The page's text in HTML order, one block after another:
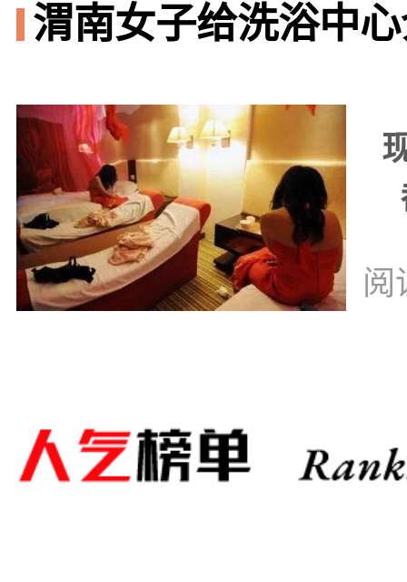
渭南女子给洗浴中
阅